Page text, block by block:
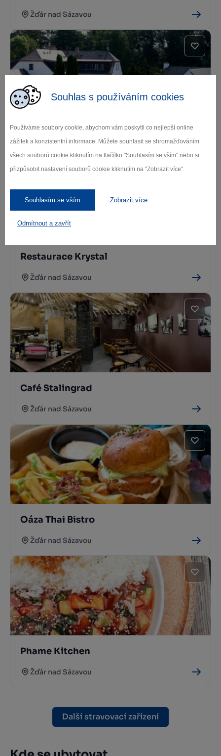
Souhlas s používáním cookies
Používáme soubory cookie, abychom vám poskytli co nejlepší online
zážitek a konzistentní informace. Můžete souhlasit se shromažďováním
všech souborů cookie kliknutím na tlačítko "Souhlasím se vším" nebo si
přizpůsobit nastavení souborů cookie kliknutím na "Zobrazit více".
Souhlasím se vším Zobrazit více
Odmítnout a zavřít
Žďár nad Sázavou
Hotel Tálský mlýn
Žďár nad Sázavou
Restaurace Krystal
Žďár nad Sázavou
Café Stalingrad
Žďár nad Sázavou
Oáza Thai Bistro
Žďár nad Sázavou
Phame Kitchen
Žďár nad Sázavou
Další stravovací zařízení